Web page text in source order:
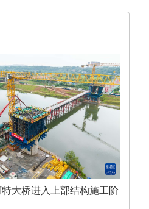
大桥进入上部结构施工阶